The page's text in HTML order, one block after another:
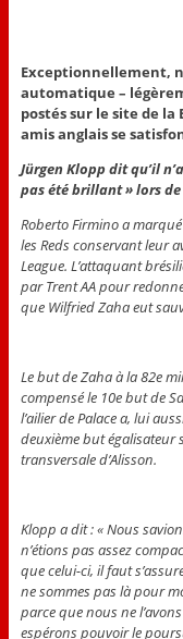
Exceptionnellement,
automatique –
postés sur le site de la
amis anglais se
Jürgen Klopp dit qu’il
pas été brillant » lors
Roberto Firmino a
les Reds conservant leur
League. L’attaquant
par Trent AA pour
que Wilfried Zaha eut
Le but de Zaha à la 82e
compensé le 10e but de
l’ailier de Palace a, lui
deuxième but
transversale d’Alisson.
Klopp a dit : « Nous
n’étions pas assez
que celui-ci, il faut
ne sommes pas là pour
parce que nous ne
espérons pouvoir le